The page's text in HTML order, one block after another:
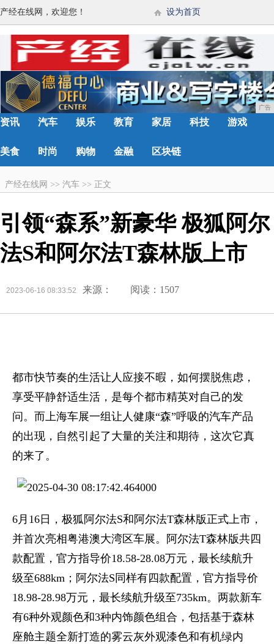
产经在线网，欢迎您！ 设为首页
广告
资讯 汽车 娱乐 教育 家居 科技 游戏
美食 时尚 购物 金融 区块链
产经在线网 >> 汽车 >> 正文
引领“森系”新豪华 极狐阿尔
法S和阿尔法T森林版上市
2023-06-16 08:33:52 来源： 阅读：1507
都市快节奏的生活让人应接不暇，如何摆脱焦虑，
享受平静舒适生活，是每个都市精英对自己的发
问。而上海车展一组让人健康“森”呼吸的汽车产品
的出现，自然引起了大量的关注和期待，这次它真
的来了。
6月16日，极狐阿尔法S和阿尔法T森林版正式上市，
并首次亮相粤港澳大湾区车展。阿尔法T森林版共四
款配置，官方指导价18.58-28.08万元，最长续航升
级至688km；阿尔法S同样有四款配置，官方指导价
18.98-28.98万元，最长续航升级至735km。两款新车
有6种外观颜色和3种内饰颜色组合，包括基于森林
座舱主题全新打造的雾云灰外观漆色和有机绿内